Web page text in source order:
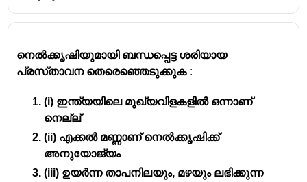
നെൽക്കൃഷിയുമായി ബന്ധപ്പെട്ട ശരിയായ
പ്രസ്‌താവന തെരെഞ്ഞെടുക്കുക :
(i) ഇന്ത്യയിലെ മുഖ്യവിളകളിൽ ഒന്നാണ്
നെല്ല്
(ii) എക്കൽ മണ്ണാണ് നെൽക്കൃഷിക്ക്
അനുയോജ്യം
(iii) ഉയർന്ന താപനിലയും, മഴയും ലഭിക്കുന്ന